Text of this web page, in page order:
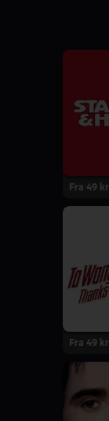
Fra 49 kr
Fra 49 kr